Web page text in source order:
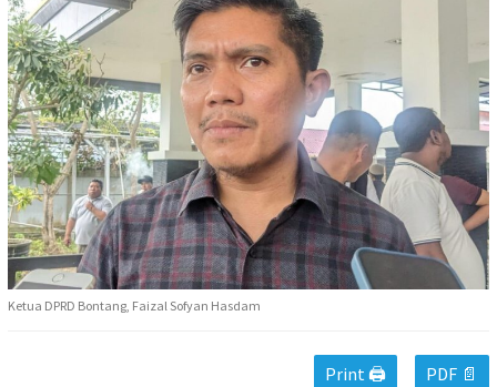
Ketua DPRD Bontang, Faizal Sofyan Hasdam
Print 🖨
PDF 📄